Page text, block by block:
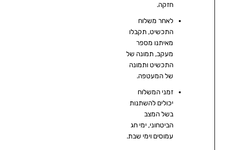
חזקה.
לאחר משלוח
התכשיט, תקבלו
מאיתנו מספר
מעקב, תמונה של
התכשיט ותמונה
של המעטפה.
זמני המשלוח
יכולים להשתנות
בשל המצב
הביטחוני, ימי חג
עמוסים וימי שבת.